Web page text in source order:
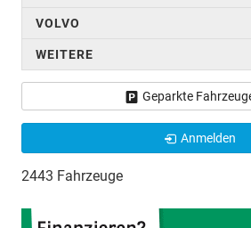
VOLVO
WEITERE
Geparkte
Anmelden
2443 Fahrzeuge